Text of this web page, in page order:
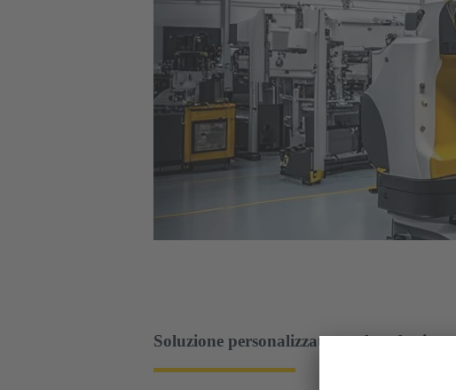
Soluzione personalizzata per la robotica